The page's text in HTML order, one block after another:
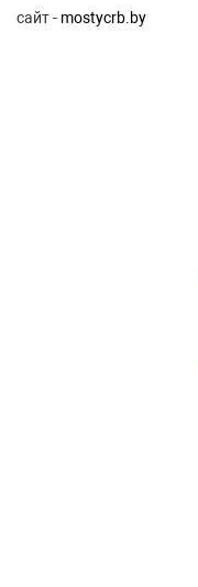
сайт - mostycrb.by